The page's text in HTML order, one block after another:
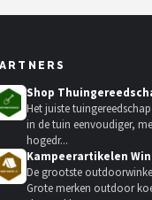
Shop
Het juiste
in de tuin eenvoudiger,
hogedr...
Kampeerartikelen
De grootste
Grote merken outdoor